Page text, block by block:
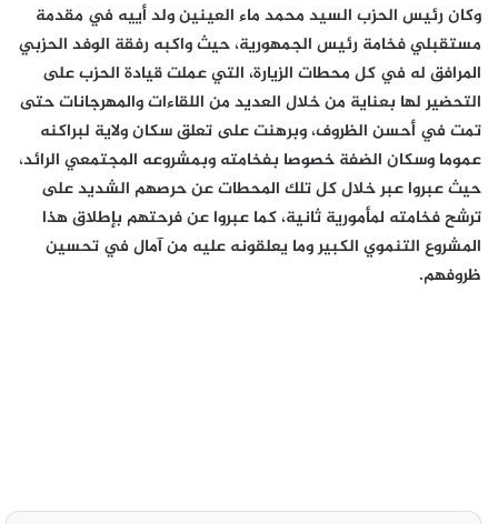
وكان رئيس الحزب السيد محمد ماء العينين ولد أييه في مقدمة
مستقبلي فخامة رئيس الجمهورية، حيث واكبه رفقة الوفد الحزبي
المرافق له في كل محطات الزيارة، التي عملت قيادة الحزب على
التحضير لها بعناية من خلال العديد من اللقاءات والمهرجانات حتى
تمت في أحسن الظروف، وبرهنت على تعلق سكان ولاية لبراكنه
عموما وسكان الضفة خصوصا بفخامته وبمشروعه المجتمعي الرائد،
حيث عبروا عبر خلال كل تلك المحطات عن حرصهم الشديد على
ترشح فخامته لمأمورية ثانية، كما عبروا عن فرحتهم بإطلاق هذا
المشروع التنموي الكبير وما يعلقونه عليه من آمال في تحسين
ظروفهم.